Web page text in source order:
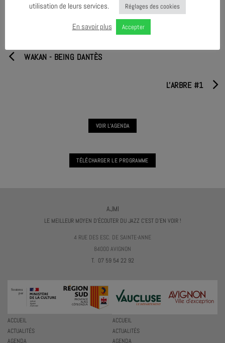
WAKAN - BEING DANTÈS
L'ARBRE #1
VOIR L'AGENDA
TÉLÉCHARGER LE PROGRAMME
AJMI
LE MEILLEUR MOYEN D'ÉCOUTER DU JAZZ C'EST D'EN VOIR !
4 RUE DES ESC. DE SAINTE-ANNE
84000 AVIGNON
T. 07 59 54 22 92
ACCUEIL
ACTUALITÉS
AGENDA
ACCUEIL
ACTUALITÉS
AGENDA
utilisation de leurs services.
Réglages des cookies
En savoir plus Accepter